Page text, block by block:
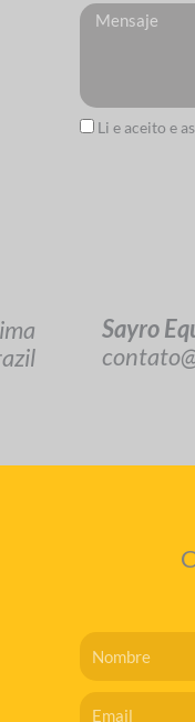
Messagem
Li e aceito e as
Sayro